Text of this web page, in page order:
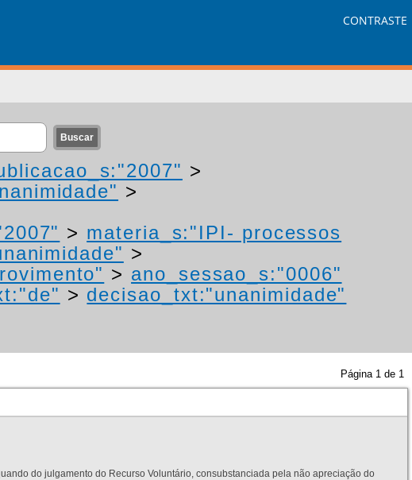
CONTRASTE
>
>
> materia_s:"IPI- processos
>
> ano_sessao_s:"0006"
> decisao_txt:"unanimidade"
Página 1 de 1
do julgamento do Recurso Voluntário, consubstanciada pela não apreciação do